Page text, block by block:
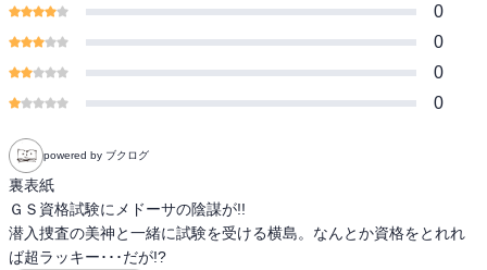
0
0
0
0
powered by ブクログ
裏表紙
ＧＳ資格試験にメドーサの陰謀が!!
潜入捜査の美神と一緒に試験を受ける横島。なんとか資格をとれれ
ば超ラッキー･･･だが!?